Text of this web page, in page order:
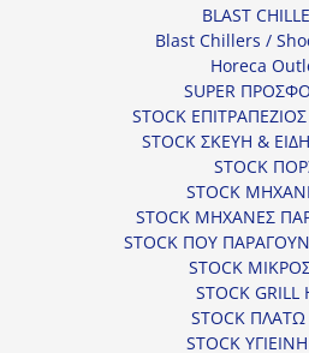
BLAST
Blast Chillers /
Horeca
SUPER
STOCK
STOCK ΣΚΕΥΗ &
STOCK
STOCK
STOCK ΜΗΧΑΝΕΣ
STOCK ΠΟΥ
STOCK
STOCK
STOCK
STOCK